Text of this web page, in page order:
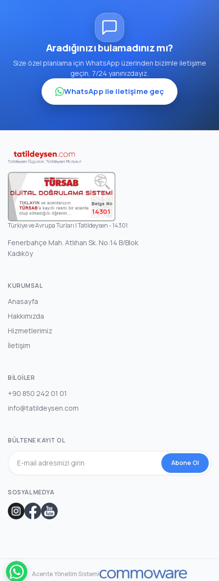
Aradığınızı bulamadınız mı?
Size özel planlama için WhatsApp üzerinden bizimle iletişime
geçin, 7/24 yanınızdayız.
WhatsApp ile iletişime geç
14301
Türkiye ve Avrupa Turları | Tatildeysen - 14301
Fenerbahçe Mah. Atlıhan Sk. No:14 B/Blok
Kadıköy
KURUMSAL
Anasayfa
Hakkımızda
Hizmetlerimiz
İletişim
BILGILER
+90 850 242 01 01
info@tatildeysen.com
BÜLTENE KAYIT OL
Abone Ol
SOSYAL MEDYA
Acente Yönetim Sistemi